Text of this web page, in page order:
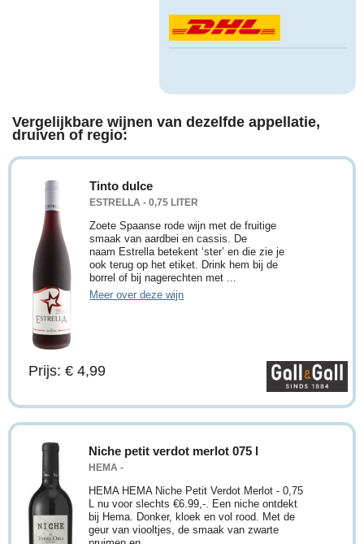
Vergelijkbare wijnen van dezelfde appellatie,
druiven of regio:
Tinto dulce
ESTRELLA - 0,75 LITER
Zoete Spaanse rode wijn met de fruitige
smaak van aardbei en cassis. De
naam Estrella betekent ‘ster’ en die zie je
ook terug op het etiket. Drink hem bij de
borrel of bij nagerechten met ...
Meer over deze wijn
Prijs: € 4,99
Niche petit verdot merlot 075 l
HEMA -
HEMA HEMA Niche Petit Verdot Merlot - 0,75
L nu voor slechts €6.99,-. Een niche ontdekt
bij Hema. Donker, kloek en vol rood. Met de
geur van viooltjes, de smaak van zwarte